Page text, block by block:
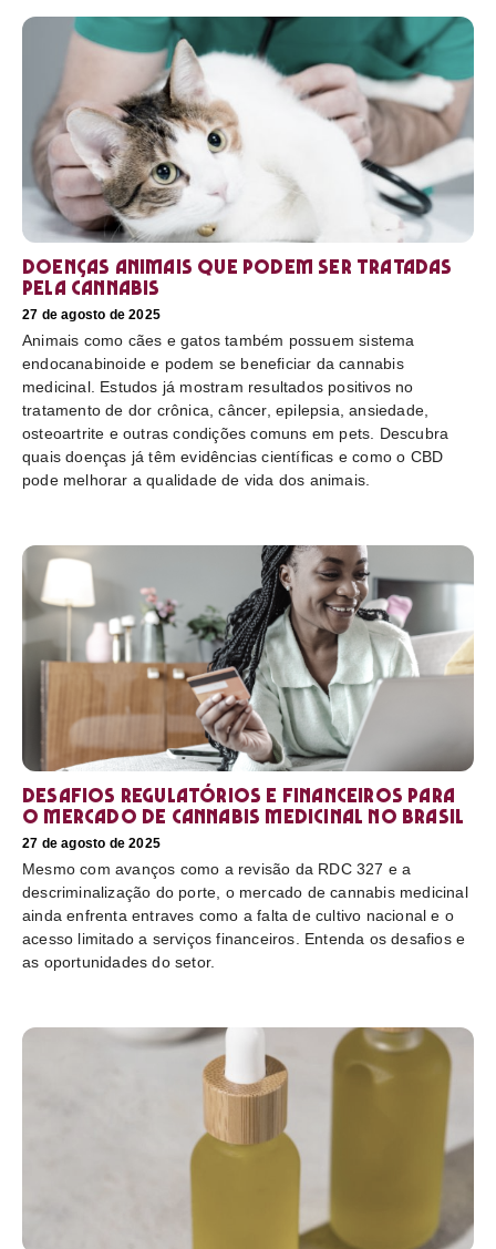
Doenças animais que podem ser tratadas
pela cannabis
27 de agosto de 2025
Animais como cães e gatos também possuem sistema
endocanabinoide e podem se beneficiar da cannabis
medicinal. Estudos já mostram resultados positivos no
tratamento de dor crônica, câncer, epilepsia, ansiedade,
osteoartrite e outras condições comuns em pets. Descubra
quais doenças já têm evidências científicas e como o CBD
pode melhorar a qualidade de vida dos animais.
Desafios regulatórios e financeiros para
o mercado de cannabis medicinal no Brasil
27 de agosto de 2025
Mesmo com avanços como a revisão da RDC 327 e a
descriminalização do porte, o mercado de cannabis medicinal
ainda enfrenta entraves como a falta de cultivo nacional e o
acesso limitado a serviços financeiros. Entenda os desafios e
as oportunidades do setor.